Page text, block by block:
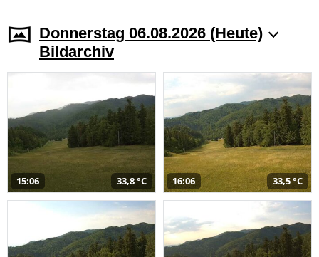
Donnerstag 06.08.2026 (Heute)
Bildarchiv
15:06 33,8 °C 16:06 33,5 °C